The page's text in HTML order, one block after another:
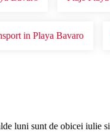
in Playa Bavaro
luni sunt de obicei iulie